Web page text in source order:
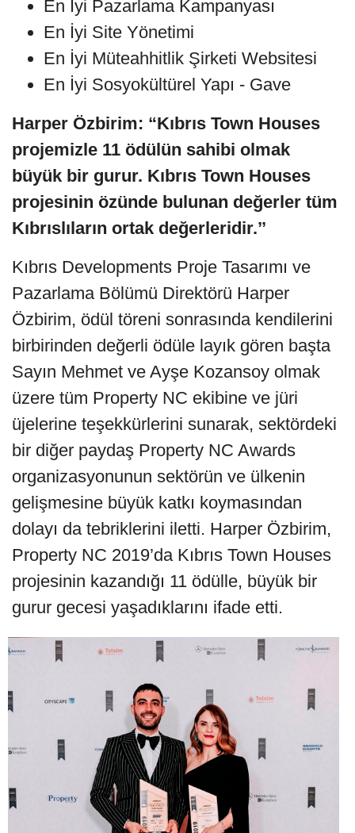
En İyi Pazarlama Kampanyası
En İyi Site Yönetimi
En İyi Müteahhitlik Şirketi Websitesi
En İyi Sosyokültürel Yapı - Gave
Harper Özbirim: “Kıbrıs Town Houses
projemizle 11 ödülün sahibi olmak
büyük bir gurur. Kıbrıs Town Houses
projesinin özünde bulunan değerler tüm
Kıbrıslıların ortak değerleridir.’’
Kıbrıs Developments Proje Tasarımı ve
Pazarlama Bölümü Direktörü Harper
Özbirim, ödül töreni sonrasında kendilerini
birbirinden değerli ödüle layık gören başta
Sayın Mehmet ve Ayşe Kozansoy olmak
üzere tüm Property NC ekibine ve jüri
üjelerine teşekkürlerini sunarak, sektördeki
bir diğer paydaş Property NC Awards
organizasyonunun sektörün ve ülkenin
gelişmesine büyük katkı koymasından
dolayı da tebriklerini iletti. Harper Özbirim,
Property NC 2019’da Kıbrıs Town Houses
projesinin kazandığı 11 ödülle, büyük bir
gurur gecesi yaşadıklarını ifade etti.